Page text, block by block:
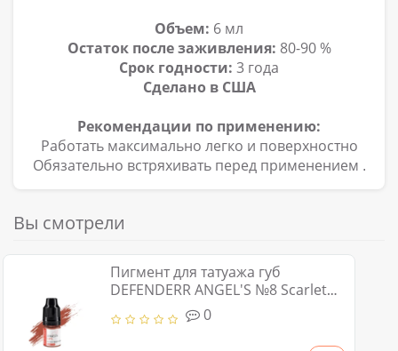
Объем: 6 мл
Остаток после заживления: 80-90 %
Срок годности: 3 года
Сделано в США
Рекомендации по применению:
Работать максимально легко и поверхностно
Обязательно встряхивать перед применением .
Вы смотрели
Пигмент для татуажа губ
DEFENDERR ANGEL'S №8 Scarlet
(гибрид) 6 мл 0